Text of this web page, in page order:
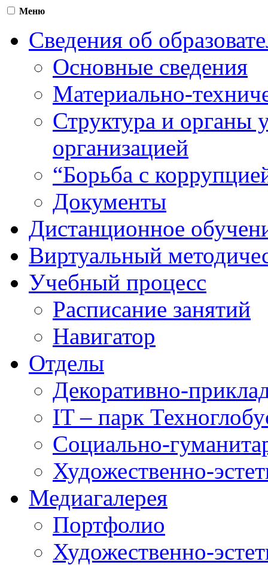
Меню
Сведения об
Основные сведения
Материально-
Структура и органы
организацией
“Борьба с
Документы
Дистанционное
Виртуальный
Учебный процесс
Расписание занятий
Навигатор
Отделы
Декоративно-
IT – парк
Социально-
Художественно-
Медиагалерея
Портфолио
Художественно-